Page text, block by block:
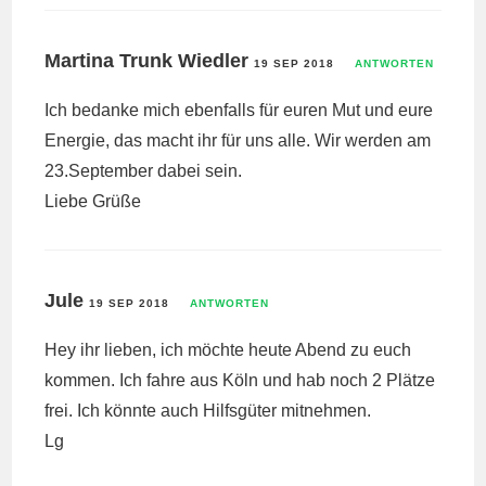
Martina Trunk Wiedler19 SEP 2018 ANTWORTEN
Ich bedanke mich ebenfalls für euren Mut und eure
Energie, das macht ihr für uns alle. Wir werden am
23.September dabei sein.
Liebe Grüße
Jule19 SEP 2018 ANTWORTEN
Hey ihr lieben, ich möchte heute Abend zu euch
kommen. Ich fahre aus Köln und hab noch 2 Plätze
frei. Ich könnte auch Hilfsgüter mitnehmen.
Lg